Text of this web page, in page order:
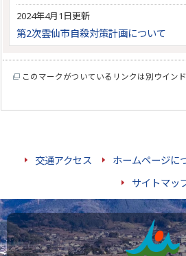
2024年4月1日更新
第2次雲仙市自殺対策計画について
このマークがついているリンクは別ウイン
交通アクセス ホームページに
サイトマッ